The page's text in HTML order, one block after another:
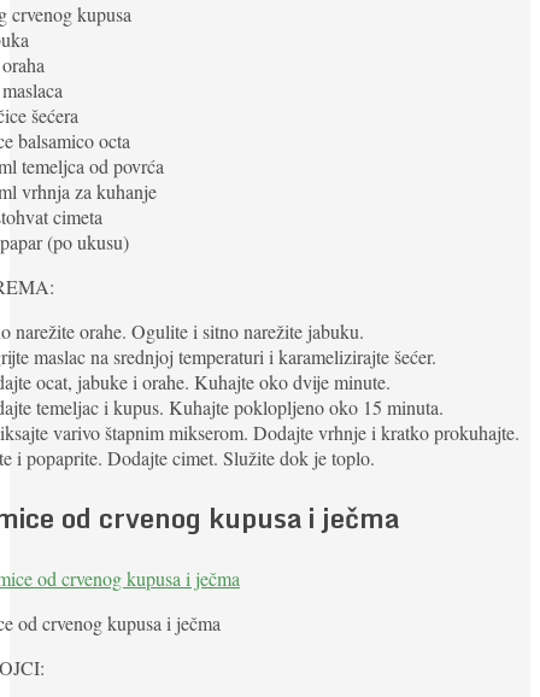
crvenog kupusa
šećera
balsamico octa
temeljca od povrća
vrhnja za kuhanje
cimeta
(po ukusu)
narežite orahe. Ogulite i sitno narežite jabuku.
maslac na srednjoj temperaturi i karamelizirajte šećer.
ocat, jabuke i orahe. Kuhajte oko dvije minute.
temeljac i kupus. Kuhajte poklopljeno oko 15 minuta.
varivo štapnim mikserom. Dodajte vrhnje i kratko prokuhajte.
i popaprite. Dodajte cimet. Služite dok je toplo.
od crvenog kupusa i ječma
od crvenog kupusa i ječma